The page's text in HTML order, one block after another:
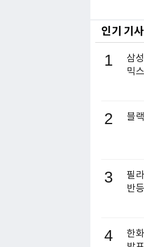
인기 기사
1
삼
믹
2 블
3
필
반등
4
한